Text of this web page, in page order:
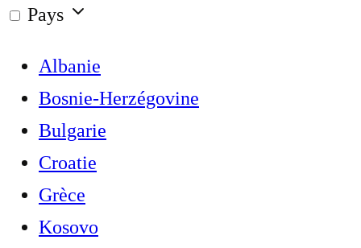
Pays
Albanie
Bosnie-Herzégovine
Bulgarie
Croatie
Grèce
Kosovo